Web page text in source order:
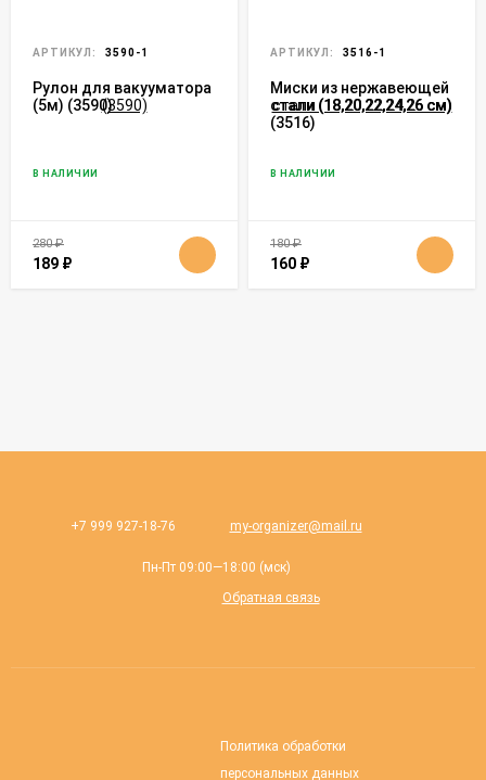
АРТИКУЛ: 3590-1
Рулон для вакууматора
(5м) (3590)
В НАЛИЧИИ
280₽
189 ₽
АРТИКУЛ: 3516-1
Миски из нержавеющей
стали (18,20,22,24,26 см)
(3516)
В НАЛИЧИИ
180₽
160 ₽
+7 999 927-18-76 my-organizer@mail.ru
Пн-Пт 09:00—18:00 (мск)
Обратная связь
Политика обработки
персональных данных